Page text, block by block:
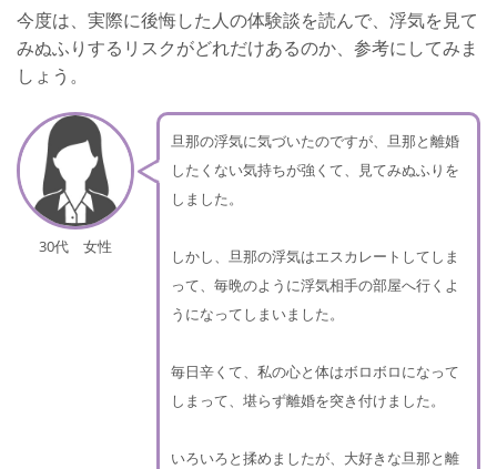
今度は、実際に後悔した人の体験談を読んで、浮気を見て
みぬふりするリスクがどれだけあるのか、参考にしてみま
しょう。
30代 女性
旦那の浮気に気づいたのですが、旦那と離婚
したくない気持ちが強くて、見てみぬふりを
しました。
しかし、旦那の浮気はエスカレートしてしま
って、毎晩のように浮気相手の部屋へ行くよ
うになってしまいました。
毎日辛くて、私の心と体はボロボロになって
しまって、堪らず離婚を突き付けました。
いろいろと揉めましたが、大好きな旦那と離